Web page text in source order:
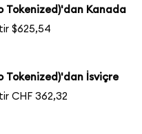
Tokenized)'dan Kanada
$625,54
Tokenized)'dan İsviçre
CHF 362,32